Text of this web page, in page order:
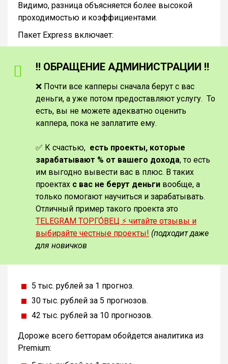
Видимо, разница объясняется более высокой
проходимостью и коэффициентами.
Пакет Express включает:
‼️ ОБРАЩЕНИЕ АДМИНИСТРАЦИИ ‼️
❌ Почти все капперы сначала берут с вас
деньги, а уже потом предоставляют услугу. То
есть, вы не можете адекватно оценить
каппера, пока не заплатите ему.
✅ К счастью, есть проекты, которые
зарабатывают % от вашего дохода, то есть
им выгодно вывести вас в плюс. В таких
проектах с вас не берут деньги вообще, а
только помогают научиться и зарабатывать.
Отличный пример такого проекта это
TELEGRAM ТОРГО́ВЕЦ ⚡️ читайте отзывы и
выбирайте честные проекты! (подходит даже
для новичков
5 тыс. рублей за 1 прогноз.
30 тыс. рублей за 5 прогнозов.
42 тыс. рублей за 10 прогнозов.
Дороже всего бетторам обойдется аналитика из
Premium: